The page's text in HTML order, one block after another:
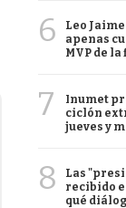
6
Leo
apenas
MVP de
7
Inumet
ciclón
jueves y
8
Las
recibido
qué